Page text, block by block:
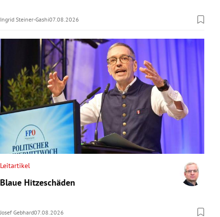
Ingrid Steiner-Gashi07.08.2026
Leitartikel
Blaue Hitzeschäden
Josef Gebhard07.08.2026